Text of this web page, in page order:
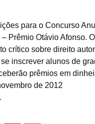
para o Concurso
Prêmio Otávio Afonso.
crítico sobre direito
inscrever alunos de
prêmios em
de 2012
.